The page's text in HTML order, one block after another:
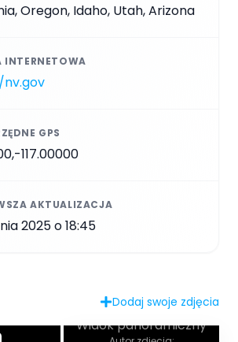
Oregon, Idaho, Utah, Arizona
INTERNETOWA
GPS
117.00000
AKTUALIZACJA
2025 o 18:45
Dodaj swoje zdjęcia
Widok panoramiczny